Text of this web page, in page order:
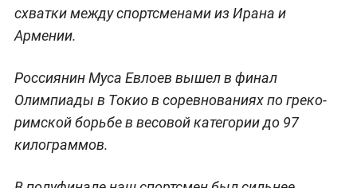
схватки между спортсменами из Ирана и
Армении.
Россиянин Муса Евлоев вышел в финал
Олимпиады в Токио в соревнованиях по греко-
римской борьбе в весовой категории до 97
килограммов.